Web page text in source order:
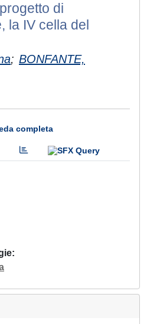
di
la IV cella del
; BONFANTE,
completa